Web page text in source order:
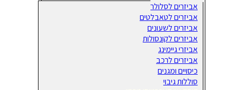
אביזרים לסלולר
אביזרים לטאבלטים
אביזרים לשעונים
אביזרים לקונסולות
אביזרי גיימינג
אביזרים לרכב
כיסויים ומגנים
סוללות גיבוי